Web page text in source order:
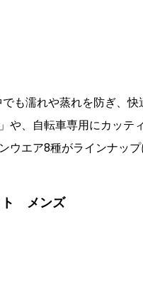
も濡れや蒸れを防ぎ、
、自転車専用にカッテ
ウエア8種がラインナッ
ト メンズ